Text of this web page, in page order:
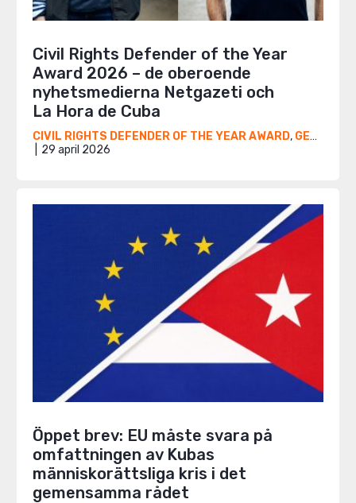
Civil Rights Defender of the Year
Award 2026 – de oberoende
nyhetsmedierna Netgazeti och
La Hora de Cuba
CIVIL RIGHTS DEFENDER OF THE YEAR AWARD, GEORGIEN
29 april 2026
Öppet brev: EU måste svara på
omfattningen av Kubas
människorättsliga kris i det
gemensamma rådet